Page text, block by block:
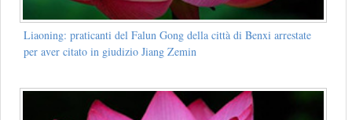
Liaoning: praticanti del Falun Gong della città di Benxi arrestate
per aver citato in giudizio Jiang Zemin